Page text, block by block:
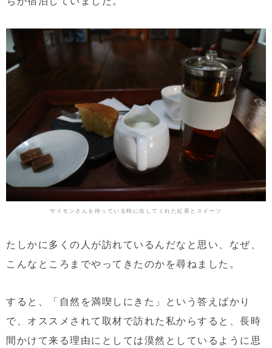
サイモンさんを待っている時に出してくれた紅茶とスイーツ
たしかに多くの人が訪れているんだなと思い、なぜ、
こんなところまでやってきたのかを尋ねました。
すると、「自然を満喫しにきた」という答えばかり
で、オススメされて取材で訪れた私からすると、長時
間かけて来る理由にとしては漠然としているように思